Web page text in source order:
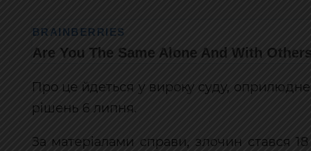
Про це йдеться у вироку суду,
рішень 6 липня.
За матеріалами справи, злочин стався